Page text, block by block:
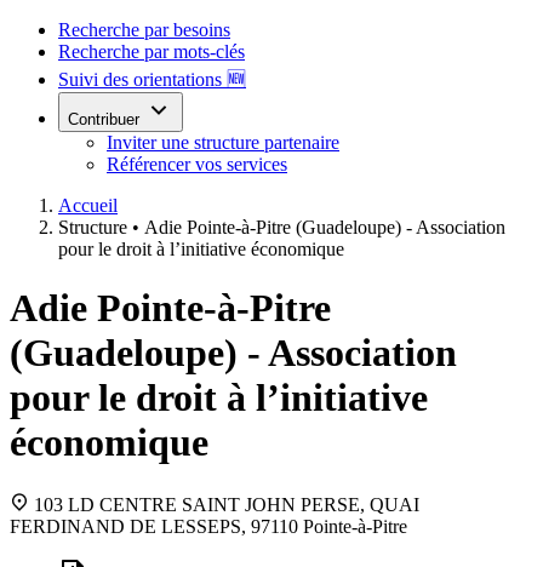
Recherche par besoins
Recherche par mots-clés
Suivi des orientations 🆕
Contribuer
Inviter une structure partenaire
Référencer vos services
Accueil
Structure • Adie Pointe-à-Pitre (Guadeloupe) - Association
pour le droit à l’initiative économique
Adie Pointe-à-Pitre
(Guadeloupe) - Association
pour le droit à l’initiative
économique
103 LD CENTRE SAINT JOHN PERSE, QUAI
FERDINAND DE LESSEPS, 97110 Pointe-à-Pitre